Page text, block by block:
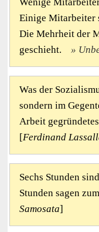
Einige Mitarbeiter
Die Mehrheit der
geschieht.
Was der
sondern im
Arbeit
[Ferdinand
Sechs Stunden
Stunden sagen
Samosata]